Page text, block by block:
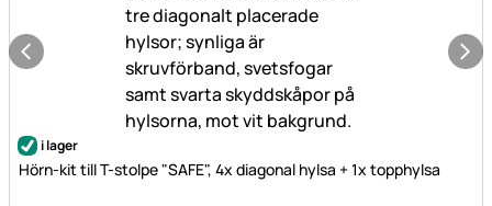
i lager
Hörn-kit till T-stolpe "SAFE", 4x diagonal hylsa + 1x topphylsa